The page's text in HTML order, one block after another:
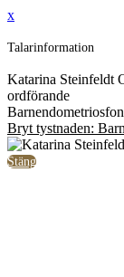
x
Talarinformation
Katarina Steinfeldt
ordförande
Bryt tystnaden:
Stäng